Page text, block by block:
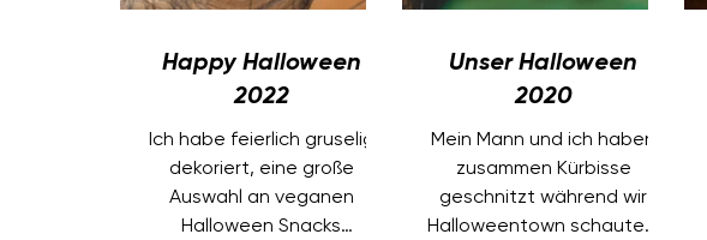
Happy Halloween
2022
Ich habe feierlich gruselig
dekoriert, eine große
Auswahl an veganen
Halloween Snacks
Unser Halloween
2020
Mein Mann und ich haben
zusammen Kürbisse
geschnitzt während wir
Halloweentown schauten.